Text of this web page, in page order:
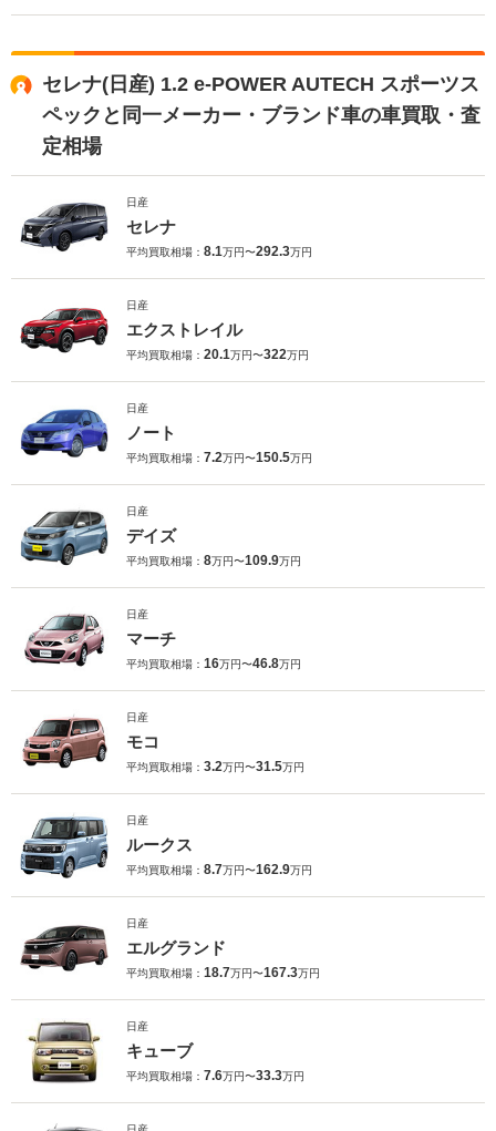
セレナ(日産) 1.2 e-POWER AUTECH スポーツス
ペックと同一メーカー・ブランド車の車買取・査
定相場
日産
セレナ
平均買取相場： 8.1万円〜292.3万円
日産
エクストレイル
平均買取相場： 20.1万円〜322万円
日産
ノート
平均買取相場： 7.2万円〜150.5万円
日産
デイズ
平均買取相場： 8万円〜109.9万円
日産
マーチ
平均買取相場： 16万円〜46.8万円
日産
モコ
平均買取相場： 3.2万円〜31.5万円
日産
ルークス
平均買取相場： 8.7万円〜162.9万円
日産
エルグランド
平均買取相場： 18.7万円〜167.3万円
日産
キューブ
平均買取相場： 7.6万円〜33.3万円